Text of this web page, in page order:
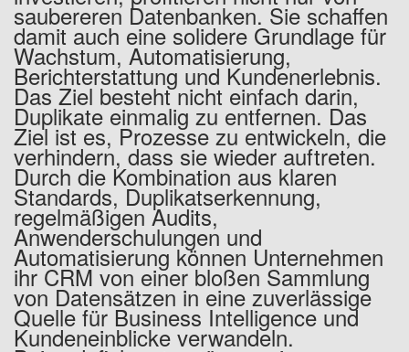
saubereren Datenbanken. Sie schaffen
damit auch eine solidere Grundlage für
Wachstum, Automatisierung,
Berichterstattung und Kundenerlebnis.
Das Ziel besteht nicht einfach darin,
Duplikate einmalig zu entfernen. Das
Ziel ist es, Prozesse zu entwickeln, die
verhindern, dass sie wieder auftreten.
Durch die Kombination aus klaren
Standards, Duplikatserkennung,
regelmäßigen Audits,
Anwenderschulungen und
Automatisierung können Unternehmen
ihr CRM von einer bloßen Sammlung
von Datensätzen in eine zuverlässige
Quelle für Business Intelligence und
Kundeneinblicke verwandeln.